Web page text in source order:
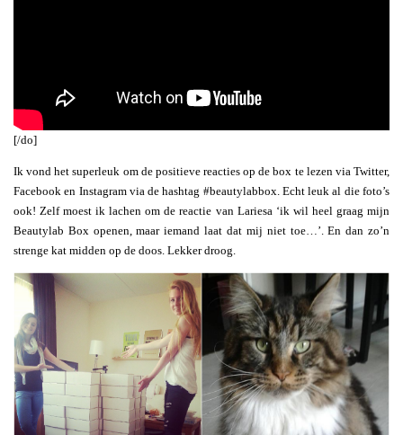
[/do]
Ik vond het superleuk om de positieve reacties op de box te lezen via Twitter,
Facebook en Instagram via de hashtag #beautylabbox. Echt leuk al die foto’s
ook! Zelf moest ik lachen om de reactie van Lariesa ‘ik wil heel graag mijn
Beautylab Box openen, maar iemand laat dat mij niet toe…’. En dan zo’n
strenge kat midden op de doos. Lekker droog.